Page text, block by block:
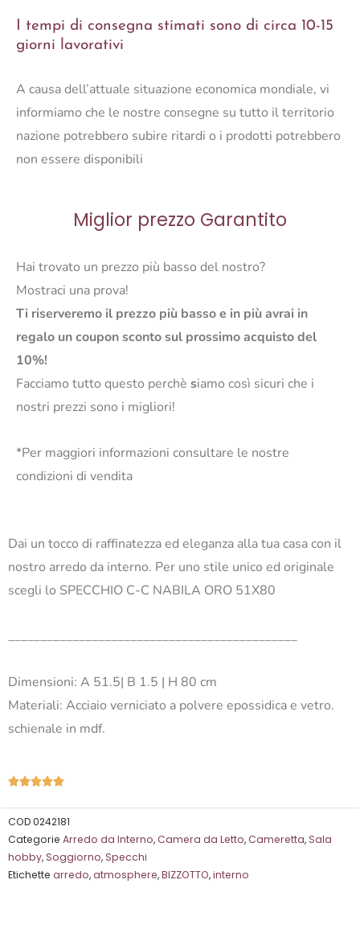
NABILA
ORO
quantità
I tempi di consegna stimati sono di circa 10-15
giorni lavorativi
A causa dell’attuale situazione economica mondiale, vi
informiamo che le nostre consegne su tutto il territorio
nazione potrebbero subire ritardi o i prodotti potrebbero
non essere disponibili
Miglior prezzo Garantito
Hai trovato un prezzo più basso del nostro?
Mostraci una prova!
Ti riserveremo il prezzo più basso e in più avrai in
regalo un coupon sconto sul prossimo acquisto del
10%!
Facciamo tutto questo perchè siamo così sicuri che i
nostri prezzi sono i migliori!
*Per maggiori informazioni consultare le nostre
condizioni di vendita
Dai un tocco di raffinatezza ed eleganza alla tua casa con il
nostro arredo da interno. Per uno stile unico ed originale
scegli lo SPECCHIO C-C NABILA ORO 51X80
_____________________________________________
Dimensioni: A 51.5| B 1.5 | H 80 cm
Materiali: Acciaio verniciato a polvere epossidica e vetro.
schienale in mdf.
Valutazione
su
5
COD0242181
Categorie Arredo da Interno,Camera da Letto,Cameretta,Sala
hobby,Soggiorno,Specchi
Etichette arredo,atmosphere,BIZZOTTO,interno